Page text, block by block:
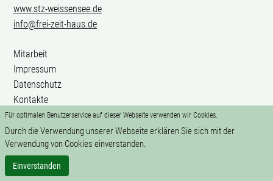
Für optimalen Benutzerservice auf dieser Webseite verwenden wir Cookies.
Durch die Verwendung unserer Webseite erklären Sie sich mit der
Verwendung von Cookies einverstanden.
Einverstanden
www.stz-weissensee.de
info@frei-zeit-haus.de
Mitarbeit
Impressum
Datenschutz
Kontakte